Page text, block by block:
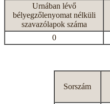
Urnában lévő
bélyegzőlenyomat nélküli
szavazólapok száma
0
Sorszám